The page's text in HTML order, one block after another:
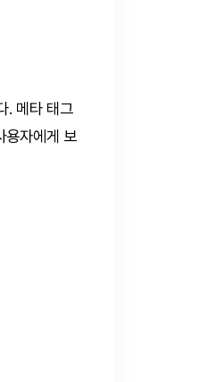
. 메타 태그
용자에게 보